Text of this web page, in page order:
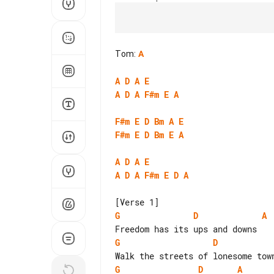
Tom: A
A D A E
A D A F#m E A
F#m E D Bm A E
F#m E D Bm E A
A D A E
A D A F#m E D A
G
D
A
G
D
G D A